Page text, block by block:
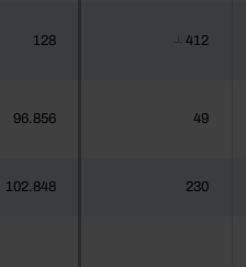
128 412
96.856 49
102.848 230